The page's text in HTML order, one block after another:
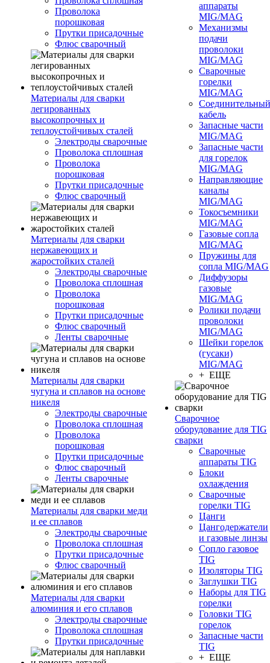
Проволока
порошковая
Прутки присадочные
Флюс сварочный
Материалы для сварки
легированных
высокопрочных и
теплоустойчивых сталей
Электроды сварочные
Проволока сплошная
Проволока
порошковая
Прутки присадочные
Флюс сварочный
Материалы для сварки
нержавеющих и
жаростойких сталей
Электроды сварочные
Проволока сплошная
Проволока
порошковая
Прутки присадочные
Флюс сварочный
Ленты сварочные
Материалы для сварки
чугуна и сплавов на основе
никеля
Электроды сварочные
Проволока сплошная
Проволока
порошковая
Прутки присадочные
Флюс сварочный
Ленты сварочные
Материалы для сварки меди
и ее сплавов
Электроды сварочные
Проволока сплошная
Прутки присадочные
Флюс сварочный
Материалы для сварки
алюминия и его сплавов
Электроды сварочные
Проволока сплошная
Прутки присадочные
аппараты
MIG/MAG
Механизмы
подачи
проволоки
MIG/MAG
Сварочные
горелки
MIG/MAG
Соединительный
кабель
Запасные части
MIG/MAG
Запасные части
для горелок
MIG/MAG
Направляющие
каналы
MIG/MAG
Токосъемники
MIG/MAG
Газовые сопла
MIG/MAG
Пружины для
сопла MIG/MAG
Диффузоры
газовые
MIG/MAG
Ролики подачи
проволоки
MIG/MAG
Шейки горелок
(гусаки)
MIG/MAG
+ ЕЩЕ
Сварочное
оборудование для TIG
сварки
Сварочные
аппараты TIG
Блоки
охлаждения
Сварочные
горелки TIG
Цанги
Цангодержатели
и газовые линзы
Сопло газовое
TIG
Изоляторы TIG
Заглушки TIG
Наборы для TIG
горелки
Головки TIG
горелок
Запасные части
TIG
+ ЕЩЕ